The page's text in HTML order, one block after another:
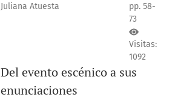
Juliana Atuesta
pp. 58-
73
Visitas:
1092
Del evento escénico a sus
enunciaciones